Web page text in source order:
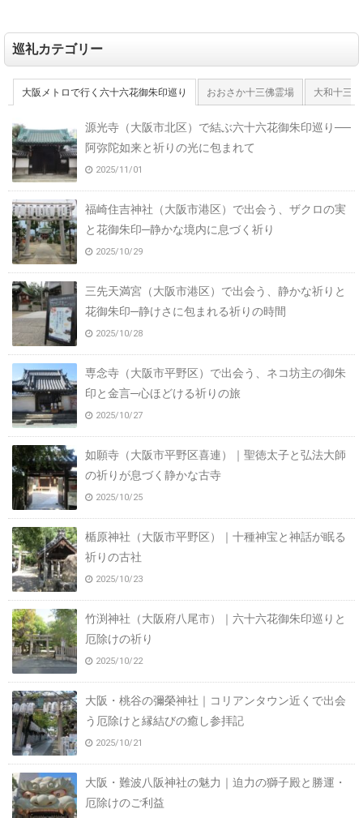
巡礼カテゴリー
大阪メトロで行く六十六花御朱印巡り おおさか十三佛霊場 大和十三
源光寺（大阪市北区）で結ぶ六十六花御朱印巡り──
阿弥陀如来と祈りの光に包まれて
2025/11/01
福崎住吉神社（大阪市港区）で出会う、ザクロの実
と花御朱印─静かな境内に息づく祈り
2025/10/29
三先天満宮（大阪市港区）で出会う、静かな祈りと
花御朱印─静けさに包まれる祈りの時間
2025/10/28
専念寺（大阪市平野区）で出会う、ネコ坊主の御朱
印と金言─心ほどける祈りの旅
2025/10/27
如願寺（大阪市平野区喜連）｜聖徳太子と弘法大師
の祈りが息づく静かな古寺
2025/10/25
楯原神社（大阪市平野区）｜十種神宝と神話が眠る
祈りの古社
2025/10/23
竹渕神社（大阪府八尾市）｜六十六花御朱印巡りと
厄除けの祈り
2025/10/22
大阪・桃谷の彌榮神社｜コリアンタウン近くで出会
う厄除けと縁結びの癒し参拝記
2025/10/21
大阪・難波八阪神社の魅力｜迫力の獅子殿と勝運・
厄除けのご利益